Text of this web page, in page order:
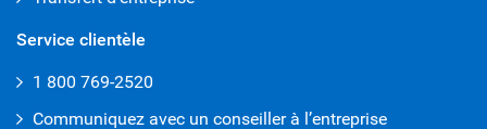
Service clientèle
1 800 769-2520
Communiquez avec un conseiller à l’entreprise